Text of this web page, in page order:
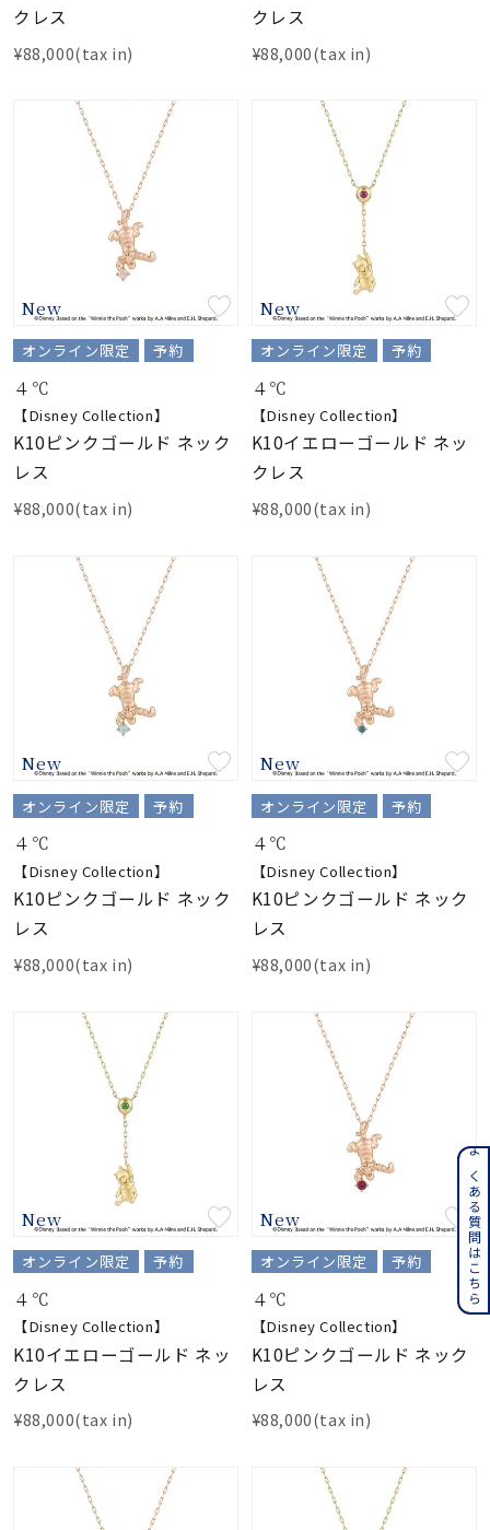
クレス
¥88,000(tax in)
クレス
¥88,000(tax in)
New
オンライン限定 予約
４℃
【Disney Collection】
K10ピンクゴールド ネック
レス
¥88,000(tax in)
New
オンライン限定 予約
４℃
【Disney Collection】
K10イエローゴールド ネッ
クレス
¥88,000(tax in)
New
オンライン限定 予約
４℃
【Disney Collection】
K10ピンクゴールド ネック
レス
¥88,000(tax in)
New
オンライン限定 予約
４℃
【Disney Collection】
K10ピンクゴールド ネック
レス
¥88,000(tax in)
New
オンライン限定 予約
４℃
【Disney Collection】
K10イエローゴールド ネッ
クレス
¥88,000(tax in)
New
オンライン限定 予約
４℃
【Disney Collection】
K10ピンクゴールド ネック
レス
¥88,000(tax in)
よくある質問はこちら